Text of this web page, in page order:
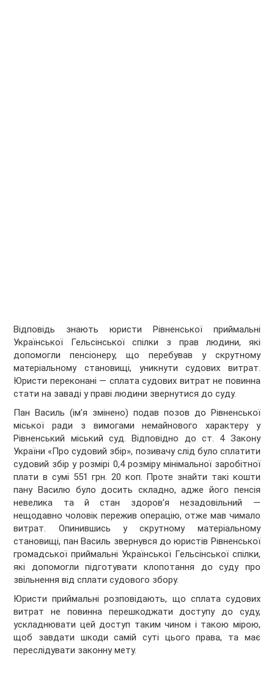
Відповідь знають юристи Рівненської приймальні
Української Гельсінської спілки з прав людини, які
допомогли пенсіонеру, що перебував у скрутному
матеріальному становищі, уникнути судових витрат.
Юристи переконані — сплата судових витрат не повинна
стати на заваді у праві людини звернутися до суду.
Пан Василь (ім’я змінено) подав позов до Рівненської
міської ради з вимогами немайнового характеру у
Рівненський міський суд. Відповідно до ст. 4 Закону
України «Про судовий збір», позивачу слід було сплатити
судовий збір у розмірі 0,4 розміру мінімальної заробітної
плати в сумі 551 грн. 20 коп. Проте знайти такі кошти
пану Василю було досить складно, адже його пенсія
невелика та й стан здоров’я незадовільний —
нещодавно чоловік пережив операцію, отже мав чимало
витрат. Опинившись у скрутному матеріальному
становищі, пан Василь звернувся до юристів Рівненської
громадської приймальні Української Гельсінської спілки,
які допомогли підготувати клопотання до суду про
звільнення від сплати судового збору.
Юристи приймальні розповідають, що сплата судових
витрат не повинна перешкоджати доступу до суду,
ускладнювати цей доступ таким чином і такою мірою,
щоб завдати шкоди самій суті цього права, та має
переслідувати законну мету.